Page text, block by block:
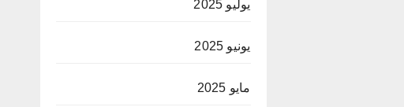
يوليو 2025
يونيو 2025
مايو 2025